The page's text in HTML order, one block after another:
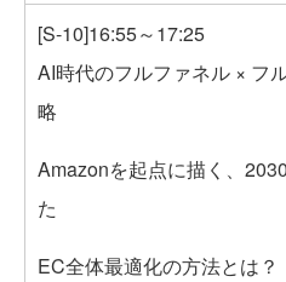
[S-10]16:55～17:25
AI時代のフルファネル × フ
略
Amazonを起点に描く、
た
EC全体最適化の方法とは？